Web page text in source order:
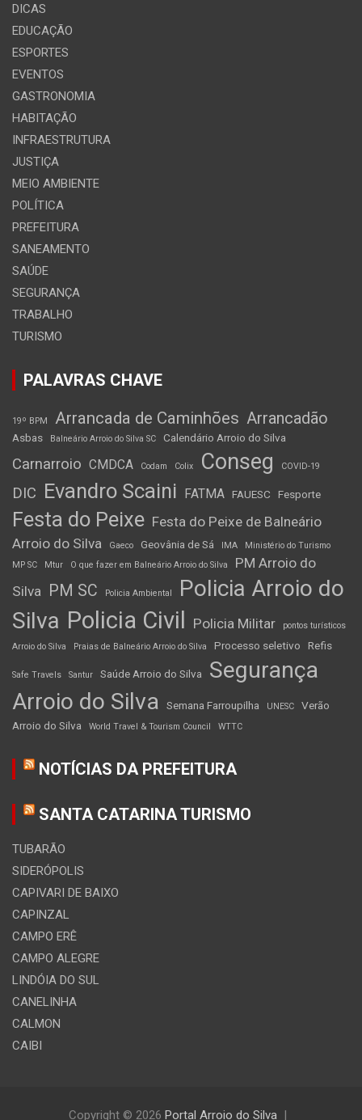
DICAS
EDUCAÇÃO
ESPORTES
EVENTOS
GASTRONOMIA
HABITAÇÃO
INFRAESTRUTURA
JUSTIÇA
MEIO AMBIENTE
POLÍTICA
PREFEITURA
SANEAMENTO
SAÚDE
SEGURANÇA
TRABALHO
TURISMO
PALAVRAS CHAVE
19º BPM Arrancada de Caminhões Arrancadão
Asbas Balneário Arroio do Silva SC Calendário Arroio do Silva
Carnarroio CMDCA Codam Colix Conseg COVID-19
DIC Evandro Scaini FATMA FAUESC Fesporte
Festa do Peixe Festa do Peixe de Balneário
Arroio do Silva
Gaeco Geovânia de Sá IMA
Ministério do Turismo
MP SC
Mtur O que fazer em Balneário Arroio do Silva
PM Arroio do
Silva
PM SC Policia Ambiental
Policia Arroio do
Silva Policia Civil Policia Militar
pontos turísticos
Arroio do Silva
Praias de Balneário Arroio do Silva Processo seletivo Refis
Safe Travels Santur Saúde Arroio do Silva
Segurança
Arroio do Silva
Semana Farroupilha UNESC
Verão
Arroio do Silva
World Travel & Tourism Council WTTC
NOTÍCIAS DA PREFEITURA
SANTA CATARINA TURISMO
TUBARÃO
SIDERÓPOLIS
CAPIVARI DE BAIXO
CAPINZAL
CAMPO ERÊ
CAMPO ALEGRE
LINDÓIA DO SUL
CANELINHA
CALMON
CAIBI
Copyright © 2026 Portal Arroio do Silva